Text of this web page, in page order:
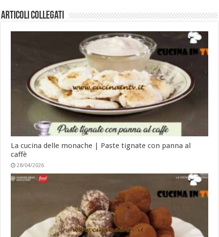
Articoli collegati
La cucina delle monache | Paste tignate con panna al
caffè
28/04/2026